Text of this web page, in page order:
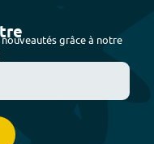
grâce à notre